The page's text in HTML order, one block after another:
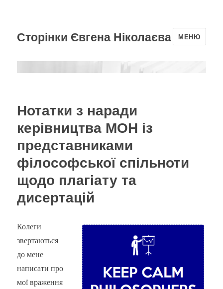
Сторінки Євгена Ніколаєва МЕНЮ
Нотатки з наради
керівництва МОН із
представниками
філософської спільноти
щодо плагіату та
дисертацій
Колеги
звертаються
до мене
написати про
мої враження